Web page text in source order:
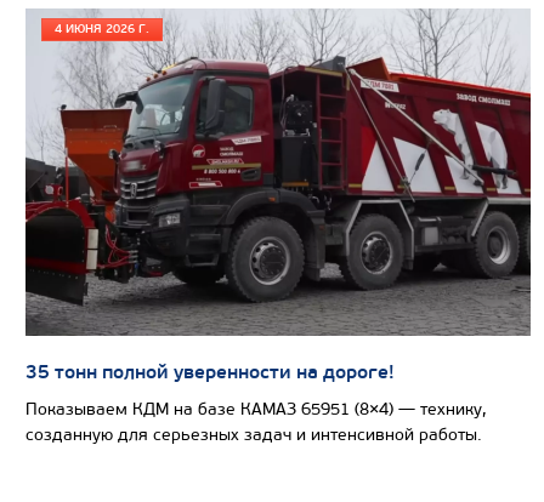
Цена по запросу
Производитель
Экологический класс
Грузоподъемность, кг
Вместимость кузова, м3
Направление разгрузки
Колесная формула
Узнать цену
4 ИЮНЯ 2026 Г.
35 тонн полной уверенности на дороге!
Показываем КДМ на базе КАМАЗ 65951 (8×4) — технику,
созданную для серьезных задач и интенсивной работы.